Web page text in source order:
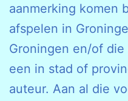
aanmerking komen
afspelen in
Groningen en/of
een in stad of
auteur. Aan al die